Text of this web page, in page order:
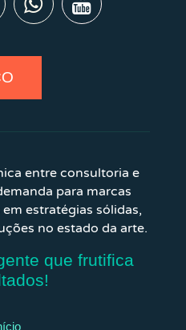
entre consultoria e
para marcas
estratégias sólidas,
no estado da arte.
que frutifica